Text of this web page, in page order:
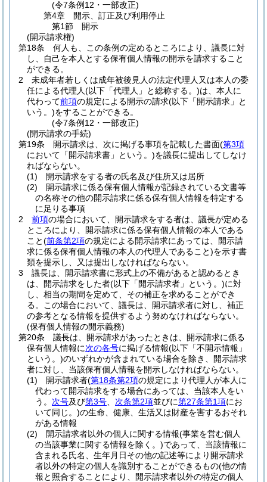
(令7条例12・一部改正)
第4章
開示、訂正及び利用停止
第1節
開示
(開示請求権)
第18条
何人も、この条例の定めるところにより、議長に対
し、自己を本人とする保有個人情報の開示を請求すること
ができる。
2
未成年者若しくは成年被後見人の法定代理人又は本人の委
任による代理人(以下「代理人」と総称する。)は、本人に
代わって前項の規定による開示の請求(以下「開示請求」と
いう。)をすることができる。
(令7条例12・一部改正)
(開示請求の手続)
第19条
開示請求は、次に掲げる事項を記載した書面(第3項
において「開示請求書」という。)を議長に提出してしなけ
ればならない。
(1)
開示請求をする者の氏名及び住所又は居所
(2)
開示請求に係る保有個人情報が記録されている文書等
の名称その他の開示請求に係る保有個人情報を特定する
に足りる事項
2
前項の場合において、開示請求をする者は、議長が定める
ところにより、開示請求に係る保有個人情報の本人である
こと(前条第2項の規定による開示請求にあっては、開示請
求に係る保有個人情報の本人の代理人であること)を示す書
類を提示し、又は提出しなければならない。
3
議長は、開示請求書に形式上の不備があると認めるとき
は、開示請求をした者(以下「開示請求者」という。)に対
し、相当の期間を定めて、その補正を求めることができ
る。
この場合において、議長は、開示請求者に対し、補正
の参考となる情報を提供するよう努めなければならない。
(保有個人情報の開示義務)
第20条
議長は、開示請求があったときは、開示請求に係る
保有個人情報に次の各号に掲げる情報(以下「不開示情報」
という。)のいずれかが含まれている場合を除き、開示請求
者に対し、当該保有個人情報を開示しなければならない。
(1)
開示請求者(第18条第2項の規定により代理人が本人に
代わって開示請求をする場合にあっては、当該本人をい
う。 次号及び第3号 次条第2項並びに第27条第1項にお
いて同じ。)の生命、健康、生活又は財産を害するおそれ
がある情報
(2)
開示請求者以外の個人に関する情報(事業を営む個人
の当該事業に関する情報を除く。)であって、当該情報に
含まれる氏名、生年月日その他の記述等により開示請求
者以外の特定の個人を識別することができるもの(他の情
報と照合することにより、開示請求者以外の特定の個人